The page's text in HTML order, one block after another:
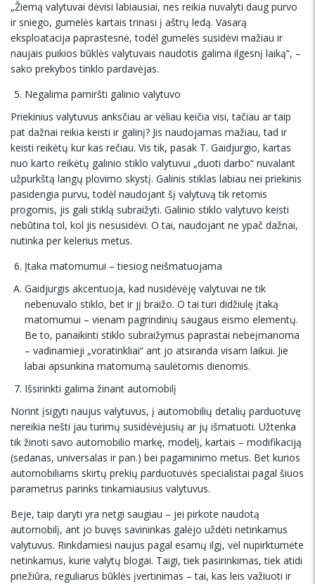
„Žiemą valytuvai dėvisi labiausiai, nes reikia nuvalyti daug purvo
ir sniego, gumelės kartais trinasi į aštrų ledą. Vasarą
eksploatacija paprastesnė, todėl gumelės susidėvi mažiau ir
naujais puikios būklės valytuvais naudotis galima ilgesnį laiką“, –
sako prekybos tinklo pardavėjas.
Negalima pamiršti galinio valytuvo
Priekinius valytuvus anksčiau ar vėliau keičia visi, tačiau ar taip
pat dažnai reikia keisti ir galinį? Jis naudojamas mažiau, tad ir
keisti reikėtų kur kas rečiau. Vis tik, pasak T. Gaidjurgio, kartas
nuo karto reikėtų galinio stiklo valytuvui „duoti darbo“ nuvalant
užpurkštą langų plovimo skystį. Galinis stiklas labiau nei priekinis
pasidengia purvu, todėl naudojant šį valytuvą tik retomis
progomis, jis gali stiklą subraižyti. Galinio stiklo valytuvo keisti
nebūtina tol, kol jis nesusidėvi. O tai, naudojant ne ypač dažnai,
nutinka per kelerius metus.
Įtaka matomumui – tiesiog neišmatuojama
Gaidjurgis akcentuoja, kad nusidėvėję valytuvai ne tik
nebenuvalo stiklo, bet ir jį braižo. O tai turi didžiulę įtaką
matomumui – vienam pagrindinių saugaus eismo elementų.
Be to, panaikinti stiklo subraižymus paprastai nebeįmanoma
– vadinamieji „voratinkliai“ ant jo atsiranda visam laikui. Jie
labai apsunkina matomumą saulėtomis dienomis.
Išsirinkti galima žinant automobilį
Norint įsigyti naujus valytuvus, į automobilių detalių parduotuvę
nereikia nešti jau turimų susidėvėjusių ar jų išmatuoti. Užtenka
tik žinoti savo automobilio markę, modelį, kartais – modifikaciją
(sedanas, universalas ir pan.) bei pagaminimo metus. Bet kurios
automobiliams skirtų prekių parduotuvės specialistai pagal šiuos
parametrus parinks tinkamiausius valytuvus.
Beje, taip daryti yra netgi saugiau – jei pirkote naudotą
automobilį, ant jo buvęs savininkas galėjo uždėti netinkamus
valytuvus. Rinkdamiesi naujus pagal esamų ilgį, vėl nupirktumėte
netinkamus, kurie valytų blogai. Taigi, tiek pasirinkimas, tiek atidi
priežiūra, reguliarus būklės įvertinimas – tai, kas leis važiuoti ir